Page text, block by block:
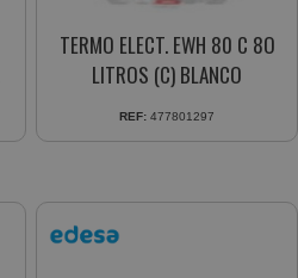
TERMO ELECT. EWH 80 C 8O
LITROS (C) BLANCO
REF: 477801297